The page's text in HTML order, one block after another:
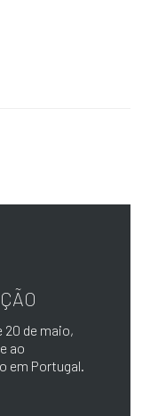
20 de maio,
ao
em Portugal.